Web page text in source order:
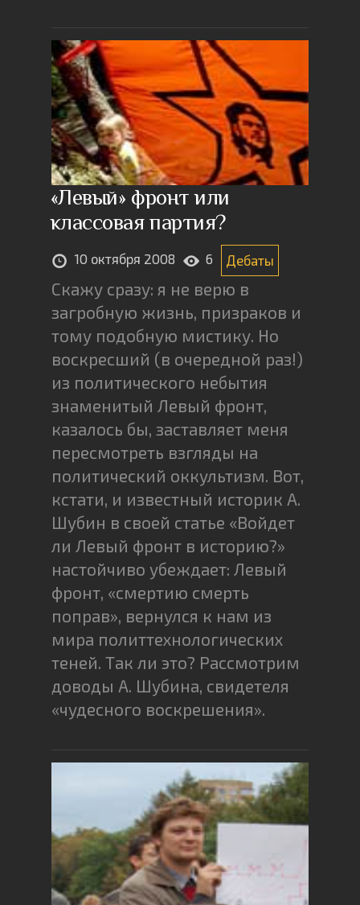
«Левый» фронт или
классовая партия?
10 октября 2008 6 Дебаты
Скажу сразу: я не верю в
загробную жизнь, призраков и
тому подобную мистику. Но
воскресший (в очередной раз!)
из политического небытия
знаменитый Левый фронт,
казалось бы, заставляет меня
пересмотреть взгляды на
политический оккультизм. Вот,
кстати, и известный историк А.
Шубин в своей статье «Войдет
ли Левый фронт в историю?»
настойчиво убеждает: Левый
фронт, «смертию смерть
поправ», вернулся к нам из
мира политтехнологических
теней. Так ли это? Рассмотрим
доводы А. Шубина, свидетеля
«чудесного воскрешения».